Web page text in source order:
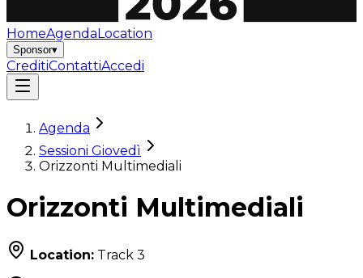
HomeAgenda Location
Sponsor▾
CreditiContattiAccedi
Agenda
Sessioni Giovedì
Orizzonti Multimediali
Orizzonti Multimediali
Location: Track 3